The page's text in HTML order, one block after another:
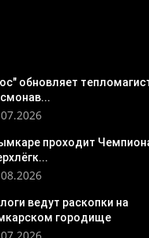
обновляет
проходит
ведут раскопки на
городище